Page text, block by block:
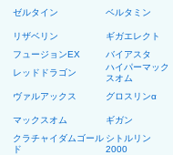
ゼルタイン
ベルタミン
リザベリン
ギガエレクト
フュージョンEX
バイアスタ
レッドドラゴン
ハイパーマック
スオム
ヴァルアックス グロスリンα
マックスオム ギガン
クラチャイダムゴール
ド
シトルリン
2000